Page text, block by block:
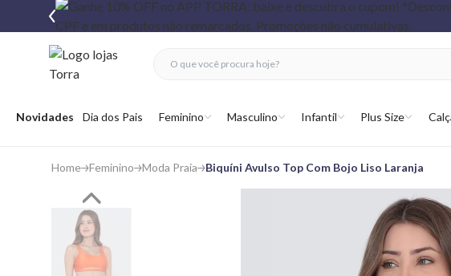
Abrir menu
Novidades Dia dos Pais Feminino Masculino Infantil Plus Size
fechar menu
fechar menu
favoritos
Home Feminino Moda Praia Biquíni Avulso Top Com Bojo Liso Laranja